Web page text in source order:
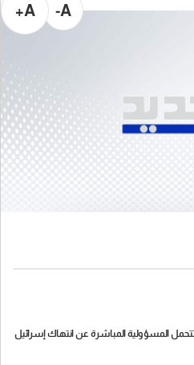
A-
A+
تتحمل المسؤولية المباشرة عن انتهاك إسرائيل